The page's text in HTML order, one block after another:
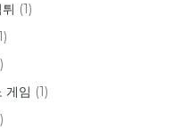
(1)
게임 (1)